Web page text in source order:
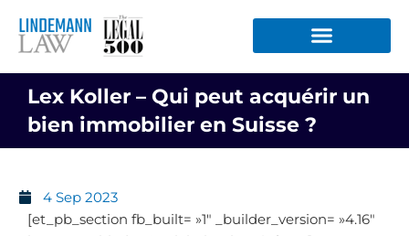
contenu
Lex Koller – Qui peut acquérir un
bien immobilier en Suisse ?
4 Sep 2023
[et_pb_section fb_built= »1″ _builder_version= »4.16″